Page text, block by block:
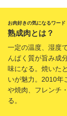
お肉好きの気になるワード
熟成肉とは？
一定の温度、湿度
んぱく質が旨み成
味になる。焼いた
いが魅力。2010年
や焼肉、フレンチ
る。